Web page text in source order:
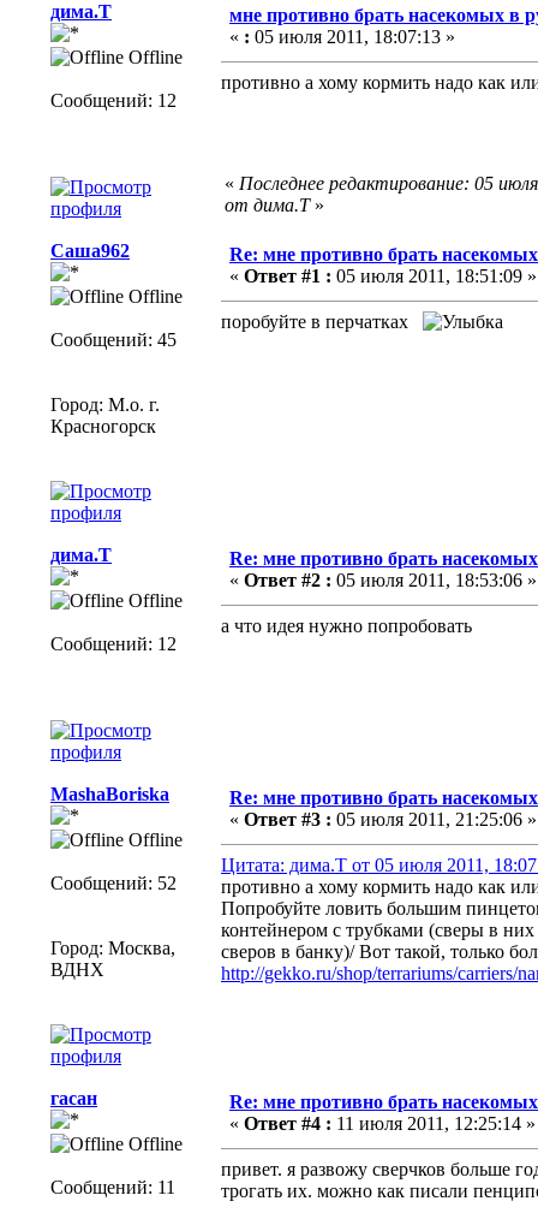
дима.Т
Offline
Сообщений: 12
мне противно брать насекомых в
« : 05 июля 2011, 18:07:13 »
противно а хому кормить надо как
« Последнее редактирование: 05
от дима.Т»
Саша962
Offline
Сообщений: 45
Город: М.о. г.
Красногорск
Re: мне противно брать
« Ответ #1 : 05 июля 2011, 18:51:09 »
поробуйте в перчатках
дима.Т
Offline
Сообщений: 12
Re: мне противно брать
« Ответ #2 : 05 июля 2011, 18:53:06 »
а что идея нужно попробовать
MashaBoriska
Offline
Сообщений: 52
Город: Москва,
ВДНХ
Re: мне противно брать
« Ответ #3 : 05 июля 2011, 21:25:06 »
Цитата: дима.Т от 05 июля 2011,
противно а хому кормить надо как
Попробуйте ловить большим
контейнером с трубками (сверы в
сверов в банку)/ Вот такой, только
http://gekko.ru/shop/terrariums/carriers/
гасан
Offline
Сообщений: 11
Re: мне противно брать
« Ответ #4 : 11 июля 2011, 12:25:14 »
привет. я развожу сверчков больше
трогать их. можно как писали